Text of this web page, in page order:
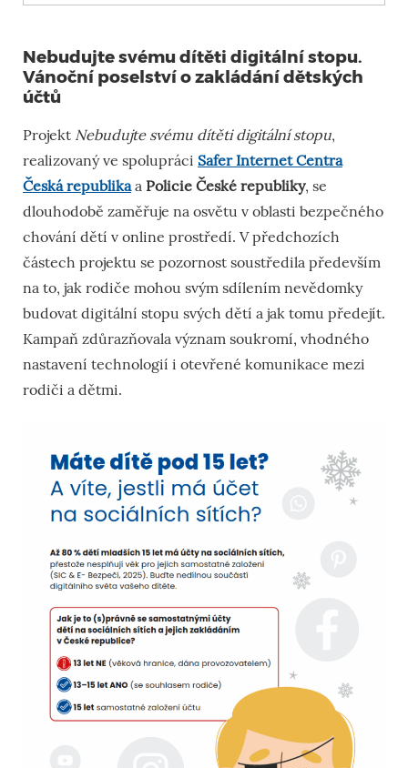
Nebudujte svému dítěti digitální stopu.
Vánoční poselství o zakládání dětských
účtů
Projekt Nebudujte svému dítěti digitální stopu,
realizovaný ve spolupráci Safer Internet Centra
Česká republika a Policie České republiky, se
dlouhodobě zaměřuje na osvětu v oblasti bezpečného
chování dětí v online prostředí. V předchozích
částech projektu se pozornost soustředila především
na to, jak rodiče mohou svým sdílením nevědomky
budovat digitální stopu svých dětí a jak tomu předejít.
Kampaň zdůrazňovala význam soukromí, vhodného
nastavení technologií i otevřené komunikace mezi
rodiči a dětmi.